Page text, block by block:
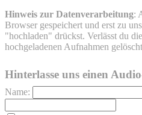
Hinweis zur Datenverarbeitung:
Browser gespeichert und erst zu
"hochladen" drückst. Verlässt du
hochgeladenen Aufnahmen
Hinterlasse uns einen
Name: